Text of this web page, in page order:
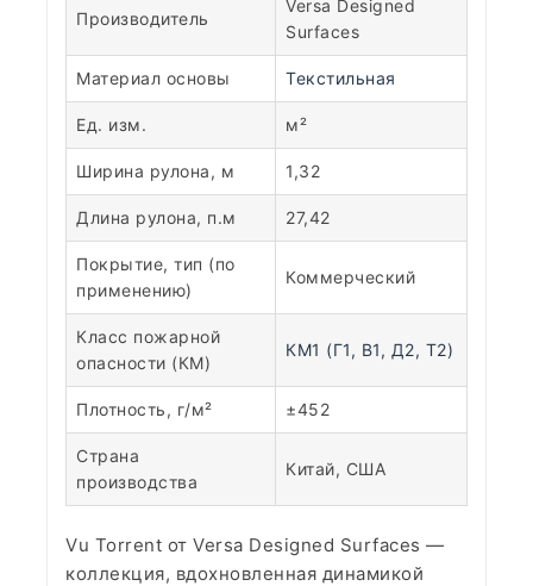
Производитель
Versa Designed
Surfaces
Материал основы Текстильная
Ед. изм. м²
Ширина рулона, м 1,32
Длина рулона, п.м 27,42
Покрытие, тип (по
применению)
Коммерческий
Класс пожарной
опасности (КМ)
КМ1 (Г1, В1, Д2, Т2)
Плотность, г/м² ±452
Страна
производства
Китай, США
Vu Torrent от Versa Designed Surfaces —
коллекция, вдохновленная динамикой